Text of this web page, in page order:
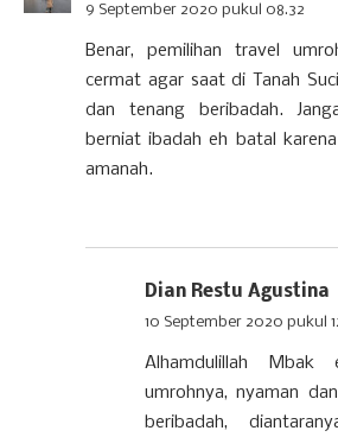
9 September 2020 pukul 08.32
Benar, pemilihan travel
cermat agar saat di Tanah
dan tenang beribadah.
berniat ibadah eh batal
amanah.
Dian Restu Agustina
10 September 2020 pukul
Alhamdulillah
umrohnya, nyaman
beribadah,